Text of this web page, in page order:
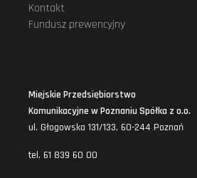
Kontakt
Fundusz prewencyjny
Miejskie Przedsiębiorstwo
Komunikacyjne w Poznaniu Spółka z o.o.
ul. Głogowska 131/133, 60-244 Poznań
tel. 61 839 60 00